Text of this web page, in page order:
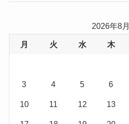
(5)
2026年8月
月 火 水 木
3 4 5 6
10 11 12 13